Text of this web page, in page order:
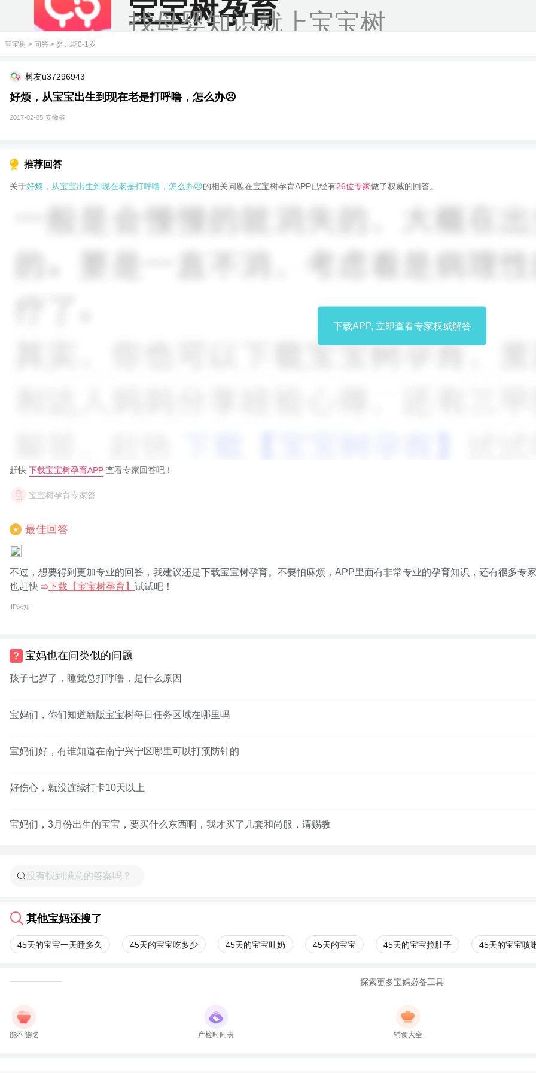
宝宝树孕育
找母婴知识就上宝宝树
宝宝树 > 问答 > 婴儿期0-1岁
树友u37296943
好烦，从宝宝出生到现在老是打呼噜，怎么办😣
2017-02-05 安徽省
推荐回答
关于好烦，从宝宝出生到现在老是打呼噜，怎么办😣的相关问题在宝宝树孕育APP已经有26位专家做了权威的回答。
下载APP, 立即查看专家权威解答
赶快 下载宝宝树孕育APP 查看专家回答吧！
宝宝树孕育专家答
★ 最佳回答
不过，想要得到更加专业的回答，我建议还是下载宝宝树孕育。不要怕麻烦，APP里面有非常专业的孕育知识，还有很多专
也赶快 ➯下载【宝宝树孕育】 试试吧！
IP未知
宝妈也在问类似的问题
孩子七岁了，睡觉总打呼噜，是什么原因
宝妈们，你们知道新版宝宝树每日任务区域在哪里吗
宝妈们好，有谁知道在南宁兴宁区哪里可以打预防针的
好伤心，就没连续打卡10天以上
宝妈们，3月份出生的宝宝，要买什么东西啊，我才买了几套和尚服，请赐教
其他宝妈还搜了
45天的宝宝一天睡多久 45天的宝宝吃多少 45天的宝宝吐奶 45天的宝宝 45天的宝宝拉肚子 45天的宝宝咳
探索更多宝妈必备工具
能不能吃 产检时间表 辅食大全